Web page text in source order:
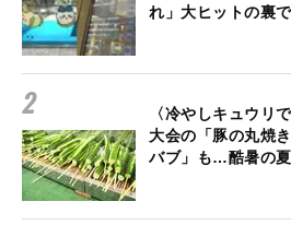
れ」大ヒットの裏
〈冷やしキュウリ
大会の「豚の丸焼
バブ」も…酷暑の